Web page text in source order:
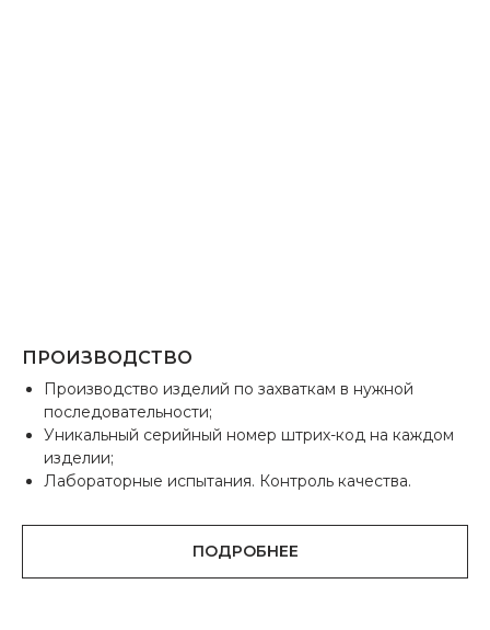
ПРОИЗВОДСТВО
Производство изделий по захваткам в нужной
последовательности;
Уникальный серийный номер штрих-код на каждом
изделии;
Лабораторные испытания. Контроль качества.
ПОДРОБНЕЕ